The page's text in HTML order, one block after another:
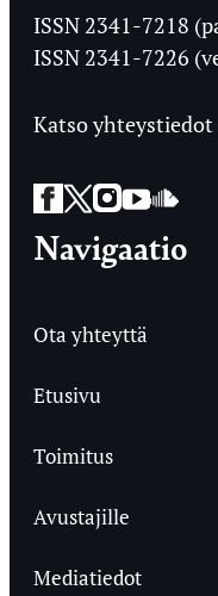
Ylioppilaslehti
ISSN 2341-7218
ISSN 2341-7226
Katso yhteystiedot
Facebook
Twitter
Instagram
YouTube
Navigaatio
Ota yhteyttä
Etusivu
Toimitus
Avustajille
Mediatiedot